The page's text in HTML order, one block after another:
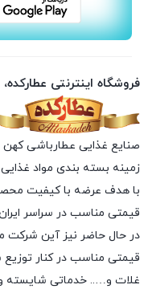
فروشگاه اینترنتی
زمینه بسته بندی مواد
با هدف عرضه با کیفیت
قیمتی مناسب در سراسر
در حال حاضر نیز آین شرکت
قیمتی مناسب در کنار
غلات و….. خدماتی شایسته و